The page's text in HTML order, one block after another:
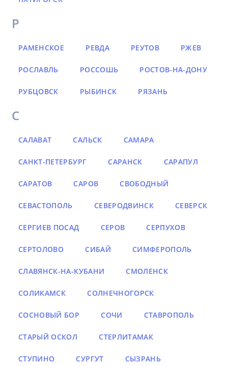
Р
РАМЕНСКОЕ РЕВДА РЕУТОВ РЖЕВ
РОСЛАВЛЬ РОССОШЬ РОСТОВ-НА-ДОНУ
РУБЦОВСК РЫБИНСК РЯЗАНЬ
С
САЛАВАТ САЛЬСК САМАРА
САНКТ-ПЕТЕРБУРГ САРАНСК САРАПУЛ
САРАТОВ САРОВ СВОБОДНЫЙ
СЕВАСТОПОЛЬ СЕВЕРОДВИНСК СЕВЕРСК
СЕРГИЕВ ПОСАД СЕРОВ СЕРПУХОВ
СЕРТОЛОВО СИБАЙ СИМФЕРОПОЛЬ
СЛАВЯНСК-НА-КУБАНИ СМОЛЕНСК
СОЛИКАМСК СОЛНЕЧНОГОРСК
СОСНОВЫЙ БОР СОЧИ СТАВРОПОЛЬ
СТАРЫЙ ОСКОЛ СТЕРЛИТАМАК
СТУПИНО СУРГУТ СЫЗРАНЬ